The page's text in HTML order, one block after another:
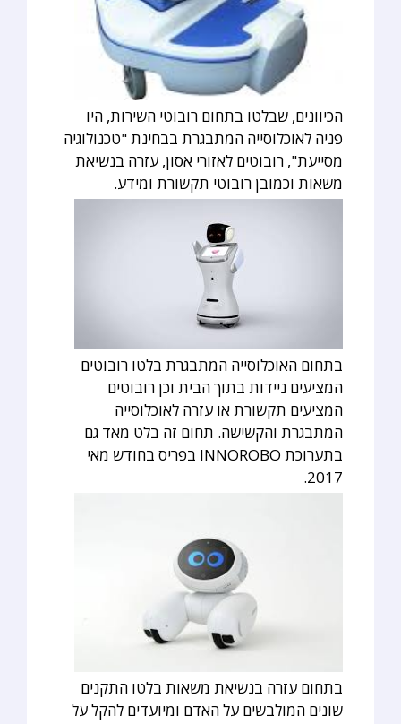
הכיוונים, שבלטו בתחום רובוטי השירות, היו
פניה לאוכלוסייה המתבגרת בבחינת "טכנולוגיה
מסייעת", רובוטים לאזורי אסון, עזרה בנשיאת
משאות וכמובן רובוטי תקשורת ומידע.
בתחום האוכלוסייה המתבגרת בלטו רובוטים
המציעים ניידות בתוך הבית וכן רובוטים
המציעים תקשורת או עזרה לאוכלוסייה
המתבגרת והקשישה. תחום זה בלט מאד גם
בתערוכת INNOROBO בפריס בחודש מאי
2017.
בתחום עזרה בנשיאת משאות בלטו התקנים
שונים המולבשים על האדם ומיועדים להקל על